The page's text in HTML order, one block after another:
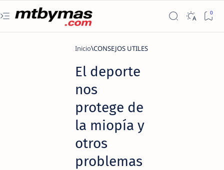
Inicio CONSEJOS UTILES
El deporte
nos
protege de
la miopía y
otros
problemas